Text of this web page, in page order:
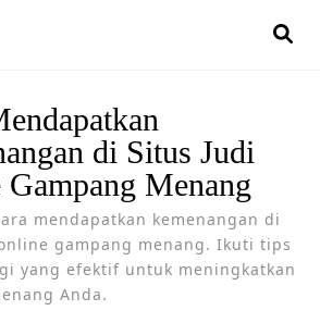
di Situs Judi
Menang
mendapatkan kemenangan di
gampang menang. Ikuti tips
yang efektif untuk meningkatkan
Anda.